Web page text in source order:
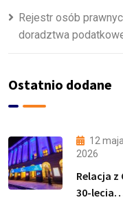
Rejestr osób
doradztwa
Ostatnio dodane
12 maja
2026
Relacja z
30-lecia